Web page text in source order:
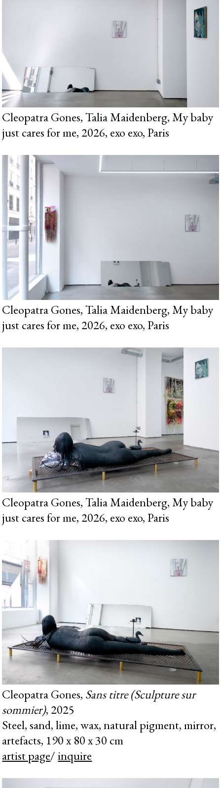
Cleopatra Gones, Talia Maidenberg, My baby
just cares for me, 2026, exo exo, Paris
Cleopatra Gones, Talia Maidenberg, My baby
just cares for me, 2026, exo exo, Paris
Cleopatra Gones, Talia Maidenberg, My baby
just cares for me, 2026, exo exo, Paris
Cleopatra Gones, Sans titre (Sculpture sur
sommier), 2025
Steel, sand, lime, wax, natural pigment, mirror,
artefacts, 190 x 80 x 30 cm
artist page/inquire